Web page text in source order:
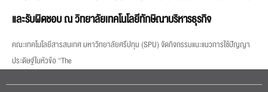
และรับผิดชอบ ณ วิทยาลัยเทคโนโลยีทักษิณาบริหารธุรกิจ
คณะเทคโนโลยีสารสนเทศ มหาวิทยาลัยศรีปทุม (SPU) จัดกิจกรรมแนะแนวการใช้ปัญญา
ประดิษฐ์ในหัวข้อ “The